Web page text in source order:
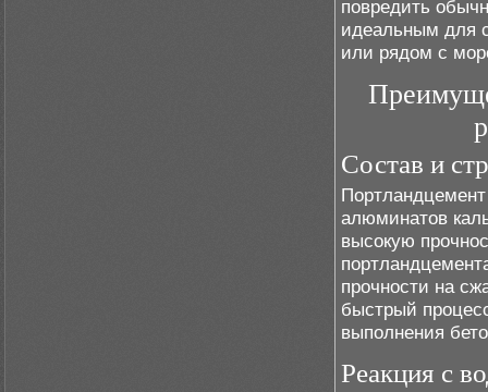
повредить
идеальным для
или рядом с
Состав и
алюминатов
высокую
прочности на
быстрый
выполнения
Реакция с